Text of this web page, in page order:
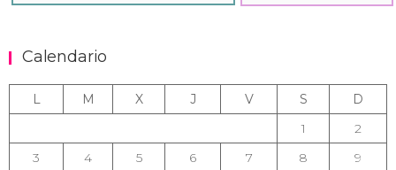
Calendario
L M X J V S
D
1
2
3
4 5 6 7 8 9